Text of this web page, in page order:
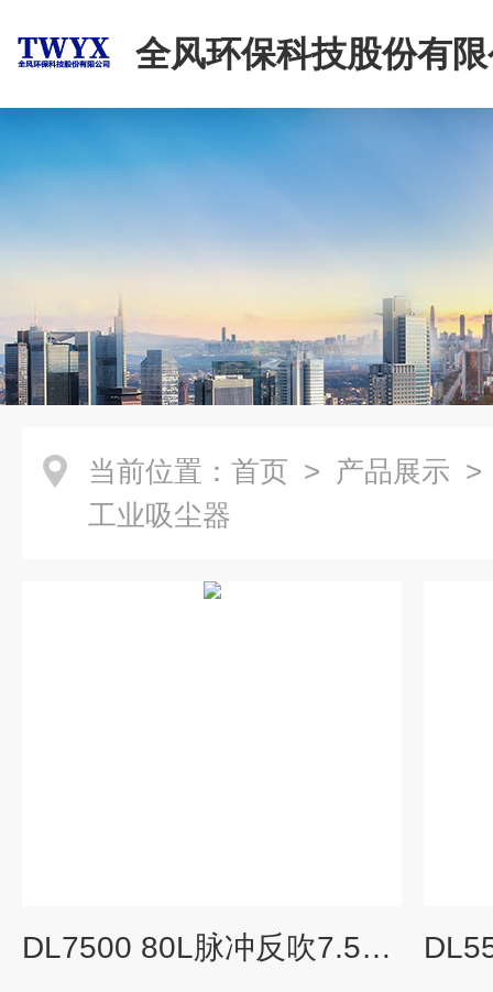
全风环保科技股份有
当前位置： 首页 > 产品展示
工业吸尘器
DL7500 80L脉冲反吹7.5KW可移动式工业吸尘器